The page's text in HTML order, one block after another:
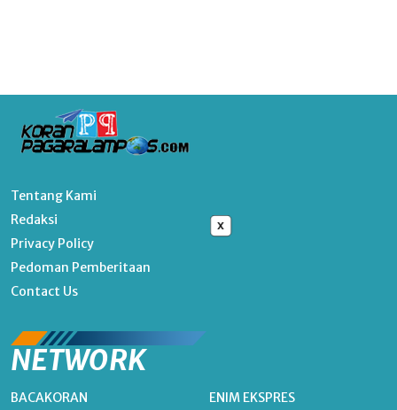
x
Tentang Kami
Redaksi
Privacy Policy
Pedoman Pemberitaan
Contact Us
NETWORK
BACAKORAN ENIM EKSPRES